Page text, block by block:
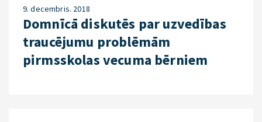
9. decembris. 2018
Domnīcā diskutēs par uzvedības
traucējumu problēmām
pirmsskolas vecuma bērniem